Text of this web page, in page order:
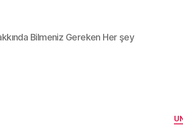
Bilmeniz Gereken Her şey